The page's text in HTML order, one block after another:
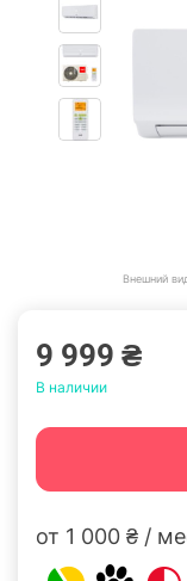
Внешний
9 999 ₴
В наличии
от 1 000 ₴ /